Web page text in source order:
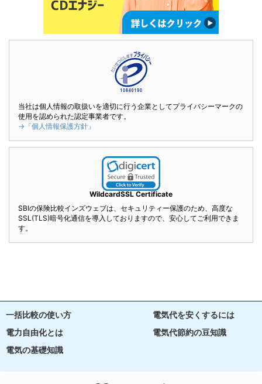
当社は個人情報の取扱いを適切に行う企業としてプライバシーマークの
使用を認められた認定事業者です。
→「個人情報保護方針」
WildcardSSL Certificate
SBIの保険比較インズウェブは、セキュリティー保護のため、高度な
SSL(TLS)暗号化通信を導入しておりますので、安心してご利用できま
す。
一括比較の使い方
電気代を安くするには
電力自由化とは
電気代節約の豆知識
電気の基礎知識